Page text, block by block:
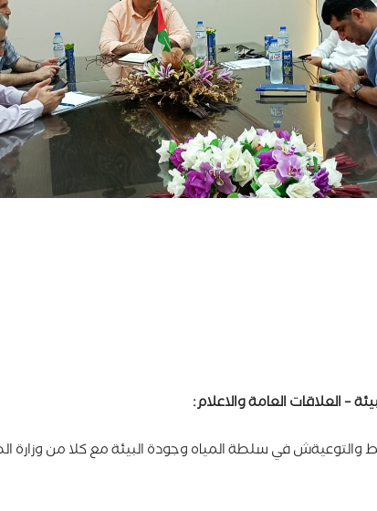
– العلاقات العامة والاعلام:
في سلطة المياه وجودة البيئة مع كلا من وزارة